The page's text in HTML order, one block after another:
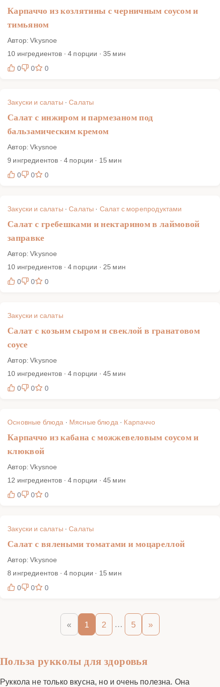
Карпаччо из козлятины с черничным соусом и
тимьяном
Автор: Vkysnoe
10 ингредиентов · 4 порции · 35 мин
0
0 0
Закуски и салаты ·Салаты
Салат с инжиром и пармезаном под
бальзамическим кремом
Автор: Vkysnoe
9 ингредиентов · 4 порции · 15 мин
0
0 0
Закуски и салаты ·Салаты · Салат с морепродуктами
Салат с гребешками и нектарином в лаймовой
заправке
Автор: Vkysnoe
10 ингредиентов · 4 порции · 25 мин
0
0 0
Закуски и салаты
Салат с козьим сыром и свеклой в гранатовом
соусе
Автор: Vkysnoe
10 ингредиентов · 4 порции · 45 мин
0
0 0
Основные блюда · Мясные блюда· Карпаччо
Карпаччо из кабана с можжевеловым соусом и
клюквой
Автор: Vkysnoe
12 ингредиентов · 4 порции · 45 мин
0
0 0
Закуски и салаты ·Салаты
Салат с вялеными томатами и моцареллой
Автор: Vkysnoe
8 ингредиентов · 4 порции · 15 мин
0
0 0
« 1 2 … 5 »
Польза рукколы для здоровья
Руккола не только вкусна, но и очень полезна. Она